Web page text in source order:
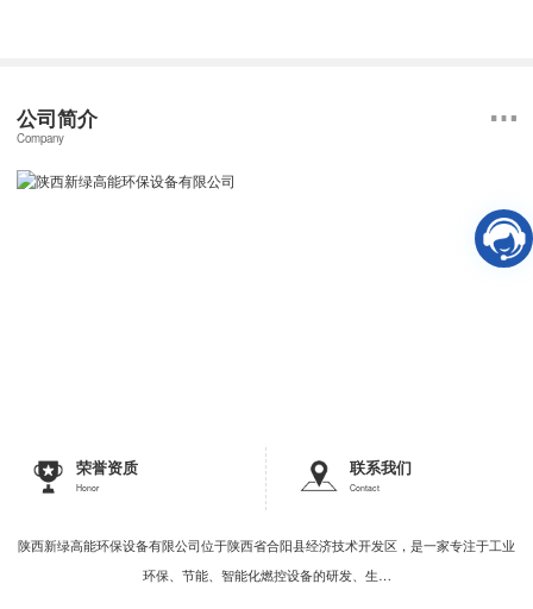
公司简介
Company
荣誉资质
Honor
联系我们
Contact
陕西新绿高能环保设备有限公司位于陕西省合阳县经济技术开发区，是一家专注于工业
环保、节能、智能化燃控设备的研发、生…